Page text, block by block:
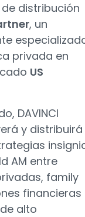
distribución
, un
privada en
US
DAVINCI
y distribuirá
AM entre
family
financieras
alto